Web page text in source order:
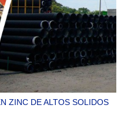
ZINC DE ALTOS SOLIDOS